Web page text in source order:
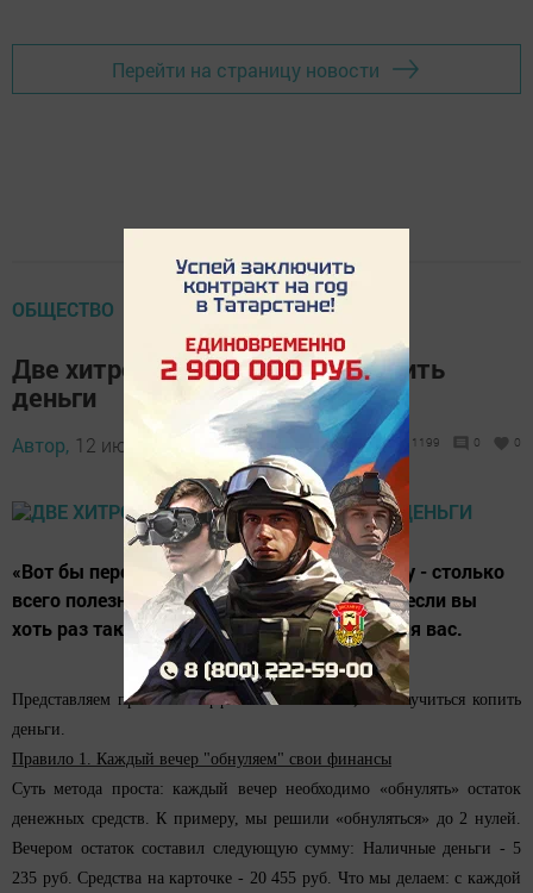
Перейти на страницу новости
ОБЩЕСТВО
Две хитрости как быстро накопить
деньги
Автор, 12 июля 2017 - 10:10 1199 0 0
«Вот бы перестать тратить деньги на ерунду - столько
всего полезного можно было бы купить!» - если вы
хоть раз так думали, то эта статья точно для вас.
Представляем простой и эффективный способ, как научиться копить
деньги.
Правило 1. Каждый вечер "обнуляем" свои финансы
Суть метода проста: каждый вечер необходимо «обнулять» остаток
денежных средств. К примеру, мы решили «обнуляться» до 2 нулей.
Вечером остаток составил следующую сумму: Наличные деньги - 5
235 руб. Средства на карточке - 20 455 руб. Что мы делаем: с каждой